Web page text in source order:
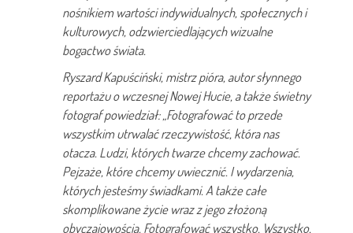
nośnikiem wartości indywidualnych, społecznych i
kulturowych, odzwierciedlających wizualne
bogactwo świata.
Ryszard Kapuściński, mistrz pióra, autor słynnego
reportażu o wczesnej Nowej Hucie, a także świetny
fotograf powiedział: „Fotografować to przede
wszystkim utrwalać rzeczywistość, która nas
otacza. Ludzi, których twarze chcemy zachować.
Pejzaże, które chcemy uwiecznić. I wydarzenia,
których jesteśmy świadkami. A także całe
skomplikowane życie wraz z jego złożoną
obyczajowością. Fotografować wszystko. Wszystko,